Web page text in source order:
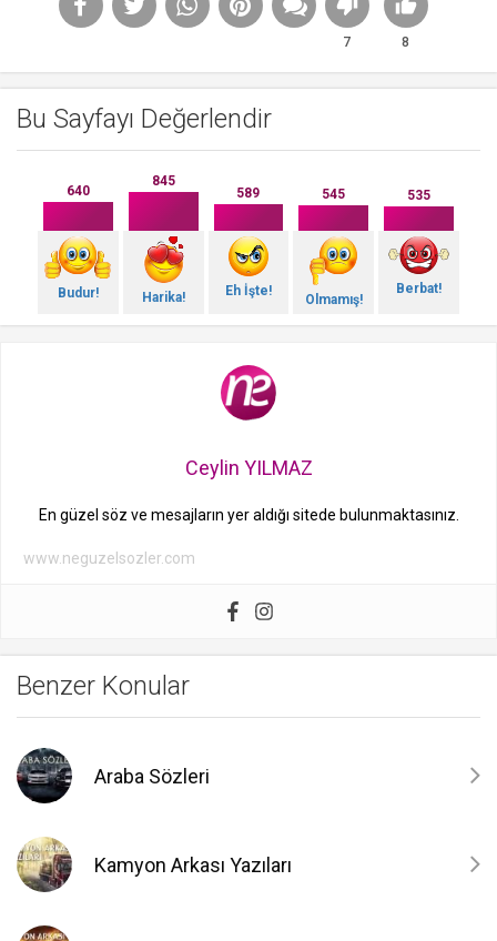
7 8
Bu Sayfayı Değerlendir
640
Budur!
845
Harika!
589
Eh İşte!
545
Olmamış!
535
Berbat!
Ceylin YILMAZ
En güzel söz ve mesajların yer aldığı sitede bulunmaktasınız.
www.neguzelsozler.com
Benzer Konular
Araba Sözleri
Kamyon Arkası Yazıları